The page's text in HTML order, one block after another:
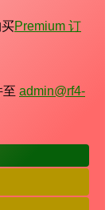
Premium 订
至 admin@rf4-